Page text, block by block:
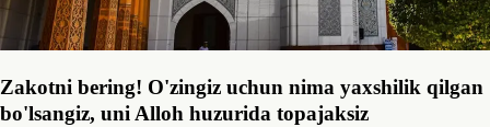
Zakotni bering! O'zingiz uchun nima yaxshilik qilgan
bo'lsangiz, uni Alloh huzurida topajaksiz